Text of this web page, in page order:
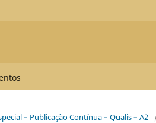
– Publicação Contínua – Qualis – A2